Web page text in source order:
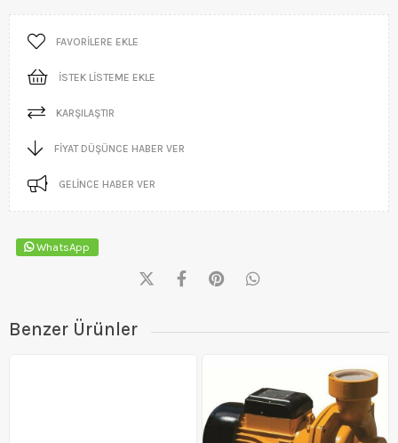
FAVORILERE EKLE
İSTEK LISTEME EKLE
KARŞILAŞTIR
FIYAT DÜŞÜNCE HABER VER
GELINCE HABER VER
WhatsApp
Benzer Ürünler